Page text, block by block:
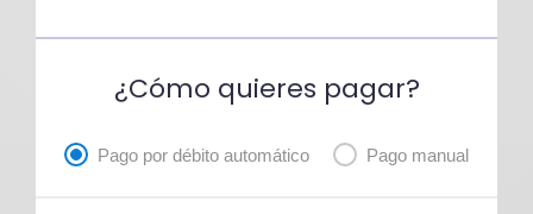
¿Cómo quieres pagar?
Pago por débito automático Pago manual